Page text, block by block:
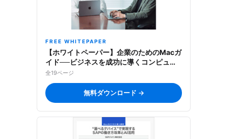
FREE WHITEPAPER
【ホワイトペーパー】企業のためのMacガ
イド──ビジネスを成功に導くコンピュー
タ選びと活用法
全19ページ
無料ダウンロード →